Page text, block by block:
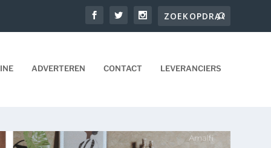
ADVERTEREN CONTACT LEVERANCIERS